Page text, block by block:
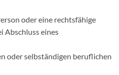
oder eine rechtsfähige
Abschluss eines
oder selbständigen beruflichen